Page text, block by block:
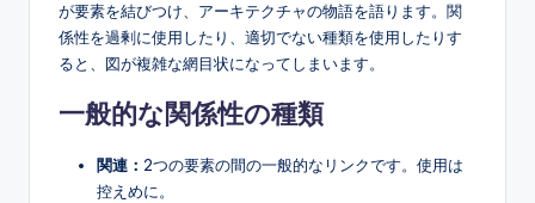
が要素を結びつけ、アーキテクチャの物語を語ります。関
係性を過剰に使用したり、適切でない種類を使用したりす
ると、図が複雑な網目状になってしまいます。
一般的な関係性の種類
関連： 2つの要素の間の一般的なリンクです。使用は
控えめに。